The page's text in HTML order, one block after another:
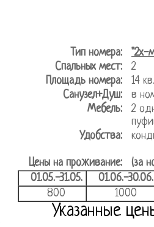
Тип номера:
"2х-
Спальных мест:
2
Площадь номера:
14
Санузел+Душ:
в
Мебель:
2
Удобства:
Цены на проживание:
(за
01.05.-31.05.
01.06.-30.06.
800
1000
Указанные